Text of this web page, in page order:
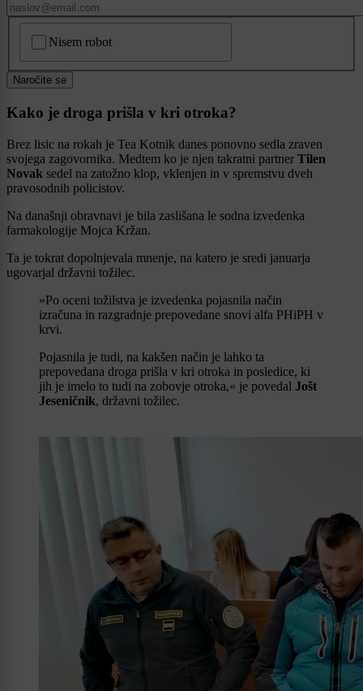
Nisem robot
Naročite se
Kako je droga prišla v kri otroka?
Brez lisic na rokah je Tea Kotnik danes ponovno sedla zraven
svojega zagovornika. Medtem ko je njen takratni partner Tilen
Novak sedel na zatožno klop, vklenjen in v spremstvu dveh
pravosodnih policistov.
Na današnji obravnavi je bila zaslišana le sodna izvedenka
farmakologije Mojca Kržan.
Ta je tokrat dopolnjevala mnenje, na katero je sredi januarja
ugovarjal državni tožilec.
»Po oceni tožilstva je izvedenka pojasnila način
izračuna in razgradnje prepovedane snovi alfa PHiPH v
krvi.
Pojasnila je tudi, na kakšen način je lahko ta
prepovedana droga prišla v kri otroka in posledice, ki
jih je imelo to tudi na zobovje otroka,« je povedal Jošt
Jeseničnik, državni tožilec.